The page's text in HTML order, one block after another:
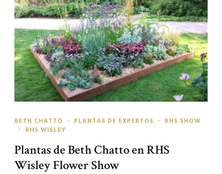
BETH CHATTO PLANTAS DE EXPERTOS
RHS SHOW
RHS WISLEY
Plantas de Beth Chatto en RHS
Wisley Flower Show